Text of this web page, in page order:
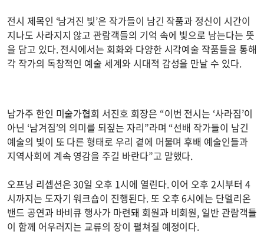
전시 제목인 ‘남겨진 빛’은 작가들이 남긴 작품과 정신이 시간이
지나도 사라지지 않고 관람객들의 기억 속에 빛으로 남는다는 뜻
을 담고 있다. 전시에서는 회화와 다양한 시각예술 작품들을 통해
각 작가의 독창적인 예술 세계와 시대적 감성을 만날 수 있다.
남가주 한인 미술가협회 서진호 회장은 “이번 전시는 ‘사라짐’이
아닌 ‘남겨짐’의 의미를 되짚는 자리”라며 “선배 작가들이 남긴
예술의 빛이 또 다른 형태로 우리 곁에 머물며 후배 예술인들과
지역사회에 계속 영감을 주길 바란다”고 말했다.
오프닝 리셉션은 30일 오후 1시에 열린다. 이어 오후 2시부터 4
시까지는 도자기 워크숍이 진행된다. 또 오후 6시에는 단델리온
밴드 공연과 바비큐 행사가 마련돼 회원과 비회원, 일반 관람객들
이 함께 어우러지는 교류의 장이 펼쳐질 예정이다.